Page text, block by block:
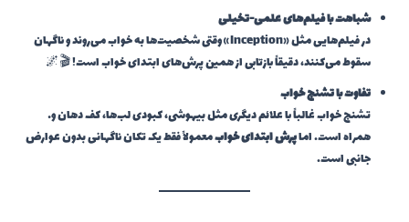
شباهت با فیلم‌های علمی-تخیلی
در فیلم‌هایی مثل «Inception» وقتی شخصیت‌ها به خواب می‌روند و ناگهان
سقوط می‌کنند، دقیقاً بازتابی از همین پرش‌های ابتدای خواب است! 🎬🌌
تفاوت با تشنج خواب
تشنج خواب غالباً با علائم دیگری مثل بیهوشی، کبودی لب‌ها، کف دهان و…
همراه است. اماپرش ابتدای خوابمعمولاً فقط یک تکان ناگهانی بدون عوارض
جانبی است.